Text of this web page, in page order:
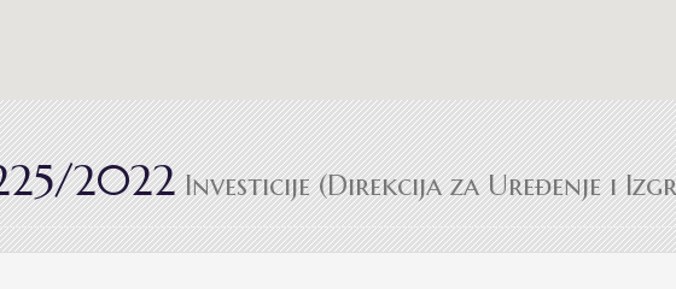
2022Investicije (Direkcija za Uređenje i